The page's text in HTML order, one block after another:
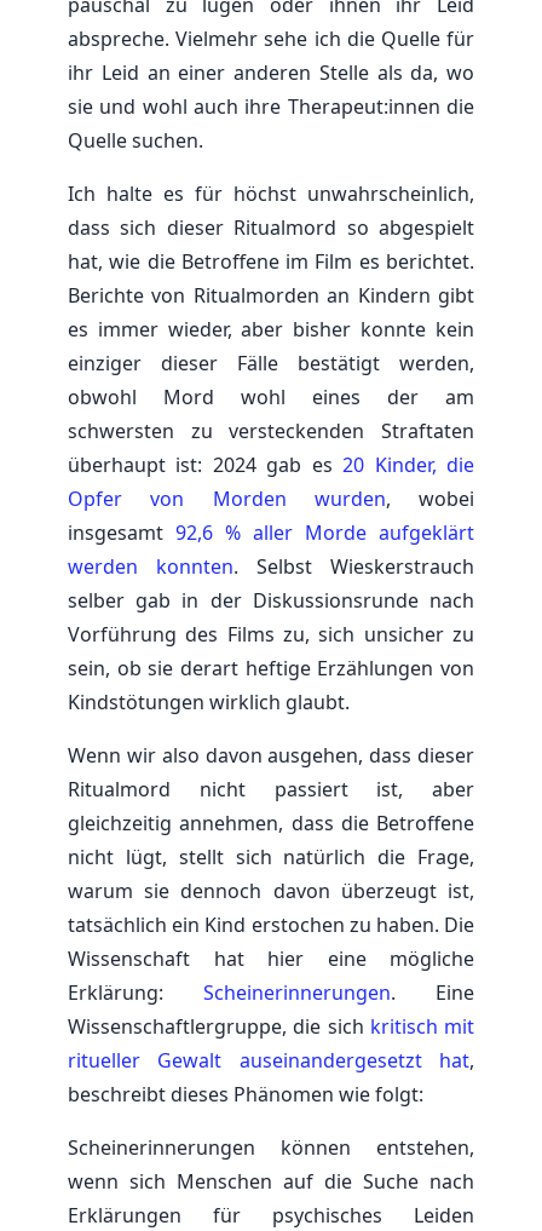
pauschal zu lügen oder ihnen ihr Leid
abspreche. Vielmehr sehe ich die Quelle für
ihr Leid an einer anderen Stelle als da, wo
sie und wohl auch ihre Therapeut:innen die
Quelle suchen.
Ich halte es für höchst unwahrscheinlich,
dass sich dieser Ritualmord so abgespielt
hat, wie die Betroffene im Film es berichtet.
Berichte von Ritualmorden an Kindern gibt
es immer wieder, aber bisher konnte kein
einziger dieser Fälle bestätigt werden,
obwohl Mord wohl eines der am
schwersten zu versteckenden Straftaten
überhaupt ist: 2024 gab es20 Kinder, die
Opfer von Morden wurden, wobei
insgesamt 92,6 % aller Morde aufgeklärt
werden konnten. Selbst Wieskerstrauch
selber gab in der Diskussionsrunde nach
Vorführung des Films zu, sich unsicher zu
sein, ob sie derart heftige Erzählungen von
Kindstötungen wirklich glaubt.
Wenn wir also davon ausgehen, dass dieser
Ritualmord nicht passiert ist, aber
gleichzeitig annehmen, dass die Betroffene
nicht lügt, stellt sich natürlich die Frage,
warum sie dennoch davon überzeugt ist,
tatsächlich ein Kind erstochen zu haben. Die
Wissenschaft hat hier eine mögliche
Erklärung: Scheinerinnerungen. Eine
Wissenschaftlergruppe, die sich kritisch mit
ritueller Gewalt auseinandergesetzt hat,
beschreibt dieses Phänomen wie folgt:
Scheinerinnerungen können entstehen,
wenn sich Menschen auf die Suche nach
Erklärungen für psychisches Leiden